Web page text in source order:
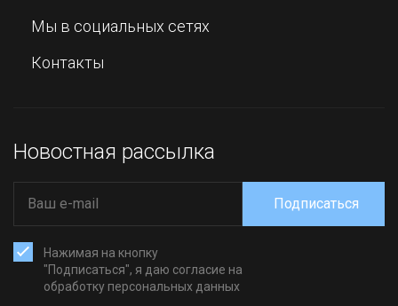
Мы в социальных сетях
Контакты
Новостная рассылка
Нажимая на кнопку
"Подписаться", я даю согласие на
обработку персональных данных
Подписаться